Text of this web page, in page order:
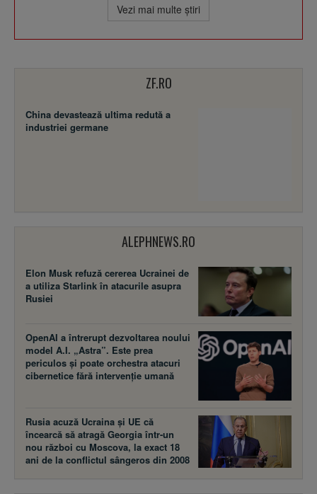
Vezi mai multe ştiri
ZF.RO
China devastează ultima redută a
industriei germane
ALEPHNEWS.RO
Elon Musk refuză cererea Ucrainei de
a utiliza Starlink în atacurile asupra
Rusiei
OpenAI a întrerupt dezvoltarea noului
model A.I. „Astra”. Este prea
periculos și poate orchestra atacuri
cibernetice fără intervenție umană
Rusia acuză Ucraina şi UE că
încearcă să atragă Georgia într-un
nou război cu Moscova, la exact 18
ani de la conflictul sângeros din 2008